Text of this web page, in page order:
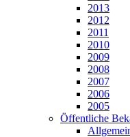
2013
2012
2011
2010
2009
2008
2007
2006
2005
Öffentliche